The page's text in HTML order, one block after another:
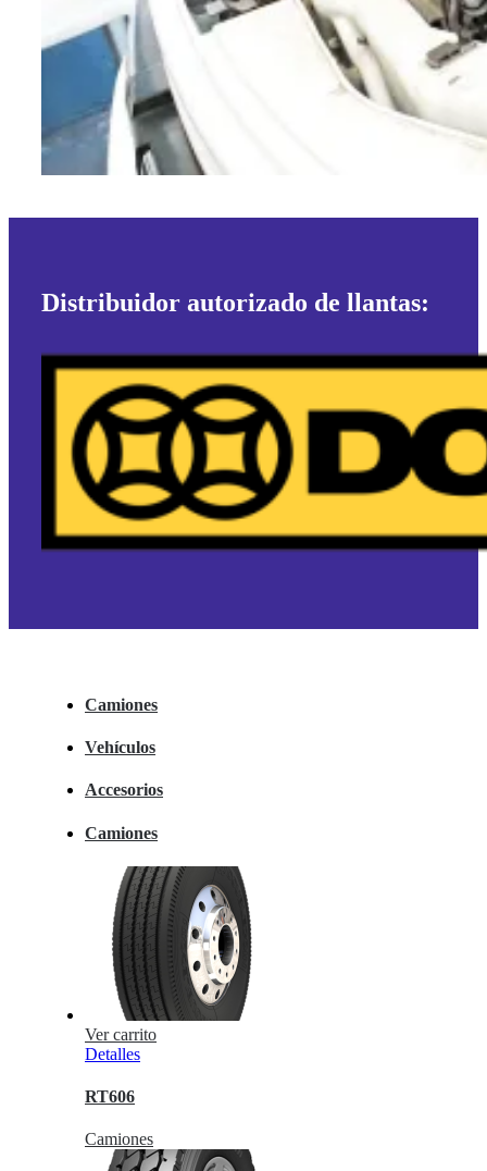
Distribuidor autorizado de llantas:
Camiones
Vehículos
Accesorios
Camiones
Ver carrito
Detalles
RT606
Camiones